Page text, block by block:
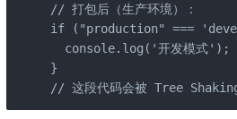
// 打包后（生产环境）：
if ("production" ===
  console.log('开发模式');
}
// 这段代码会被 Tree